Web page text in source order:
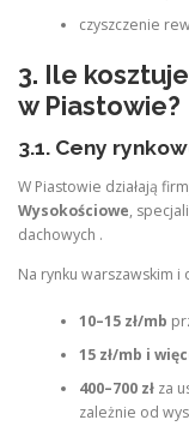
czyszczenie
3. Ile
w Piastowie?
3.1. Ceny
W Piastowie działają
Wysokościowe,
dachowych .
Na rynku warszawskim i
10–15 zł/mb
15 zł/mb i
400–700 złza
zależnie od